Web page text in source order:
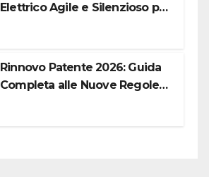
Elettrico Agile e Silenzioso per
Rinnovo Patente 2026: Guida
Completa alle Nuove Regole,